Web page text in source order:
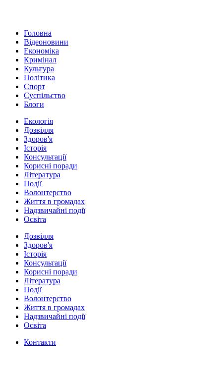
Головна
Відеоновини
Економіка
Кримінал
Культура
Політика
Спорт
Суспільство
Блоги
Екологія
Дозвілля
Здоров'я
Історія
Консультації
Корисні поради
Література
Події
Волонтерство
Життя в громадах
Надзвичайні події
Освіта
Дозвілля
Здоров'я
Історія
Консультації
Корисні поради
Література
Події
Волонтерство
Життя в громадах
Надзвичайні події
Освіта
Контакти